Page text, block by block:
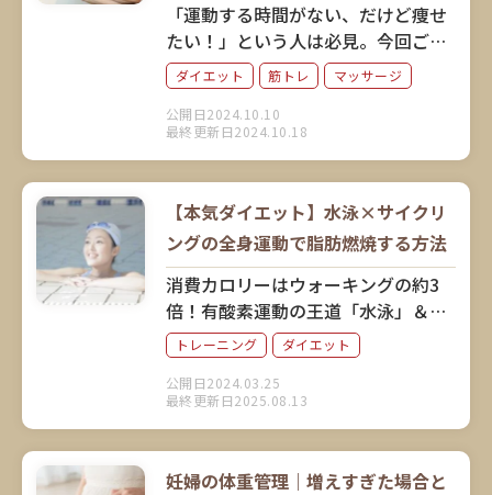
ダイエット 筋トレ マッサージ
公開日2024.10.10
最終更新日2024.10.18
「運動する時間がない、だけど痩せ
たい！」という人は必見。今回ご紹
介するのは、激しい運動をしなくて
も筋肉にアプローチしてダイエット
できると話題のミオドレ式「デブ
筋」ながしです。考案者の小野晴康
解説していただきました。
【本気ダイエット】水泳×サイクリ
ングの全身運動で脂肪燃焼する方法
トレーニング ダイエット
公開日2024.03.25
最終更新日2025.08.13
消費カロリーはウォーキングの約3
倍！有酸素運動の王道「水泳」＆
「サイクリング」がやっぱりすご
い！目指す目標に合わせて、最適な
泳ぎ方やサイクリングスピードを解
説。
妊婦の体重管理｜増えすぎた場合と